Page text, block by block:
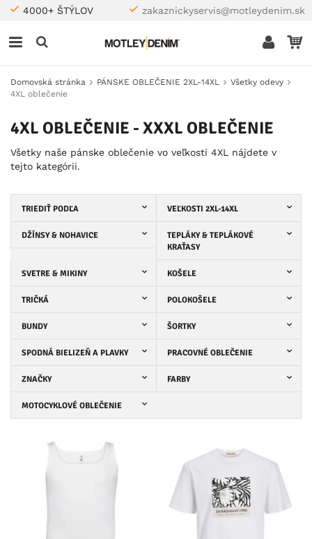
4000+ ŠTÝLOV zakaznickyservis@motleydenim.sk
Domovská stránka PÁNSKE OBLEČENIE 2XL-14XL
Všetky odevy
4XL oblečenie
4XL OBLEČENIE - XXXL OBLEČENIE
Všetky naše pánske oblečenie vo veľkosti 4XL nájdete v
tejto kategórii.
TRIEDIŤ PODĽA VEĽKOSTI 2XL-14XL
DŽÍNSY & NOHAVICE
TEPLÁKY & TEPLÁKOVÉ
KRAŤASY
SVETRE & MIKINY KOŠELE
TRIČKÁ POLOKOŠELE
BUNDY ŠORTKY
SPODNÁ BIELIZEŇ A PLAVKY PRACOVNÉ OBLEČENIE
ZNAČKY FARBY
MOTOCYKLOVÉ OBLEČENIE